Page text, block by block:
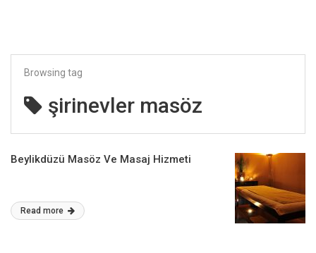
Browsing tag
şirinevler masöz
Beylikdüzü Masöz Ve Masaj Hizmeti
Read more